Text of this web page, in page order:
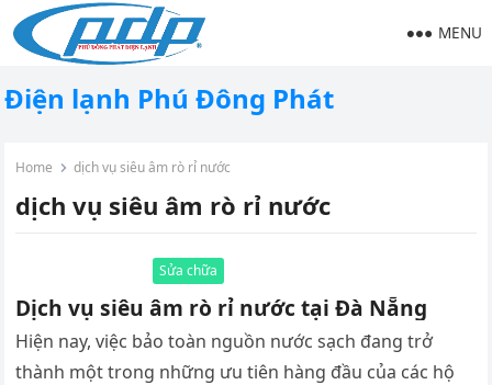
Điện lạnh Phú Đông Phát
MENU
Home dịch vụ siêu âm rò rỉ nước
dịch vụ siêu âm rò rỉ nước
Sửa chữa
Dịch vụ siêu âm rò rỉ nước tại Đà Nẵng
Hiện nay, việc bảo toàn nguồn nước sạch đang trở
thành một trong những ưu tiên hàng đầu của các hộ